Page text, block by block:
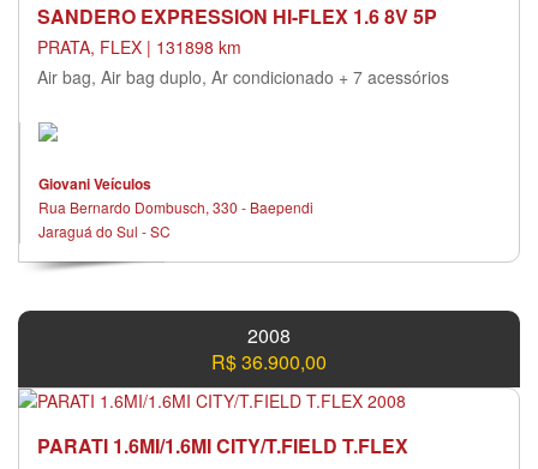
SANDERO EXPRESSION HI-FLEX 1.6 8V 5P
PRATA, FLEX | 131898 km
Air bag, Air bag duplo, Ar condicionado + 7 acessórios
Giovani Veículos
Rua Bernardo Dombusch, 330 - Baependi
Jaraguá do Sul - SC
2008
R$ 36.900,00
PARATI 1.6MI/1.6MI CITY/T.FIELD T.FLEX